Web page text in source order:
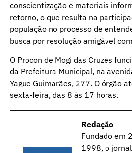
conscientização e materiais
retorno, o que resulta na
população no processo de
busca por resolução amigável
O Procon de Mogi das Cruzes
da Prefeitura Municipal, na
Yague Guimarães, 277. O órgão
sexta-feira, das 8 às 17 horas.
Redação
Fundado em
1998, o